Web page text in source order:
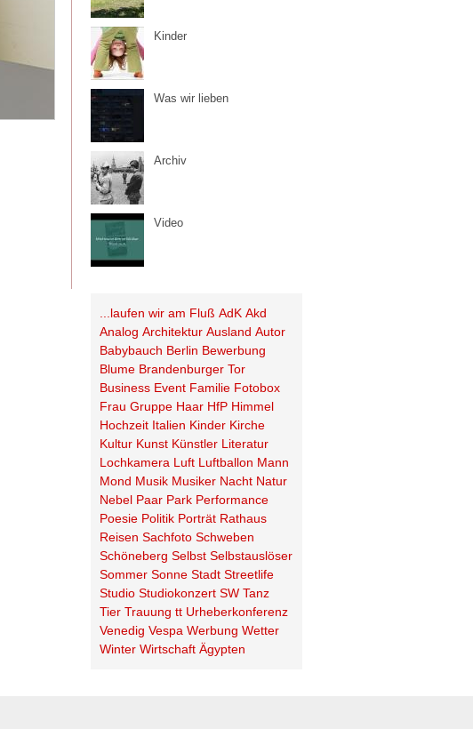
Kinder
Was wir lieben
Archiv
Video
...laufen wir am Fluß AdK Akd
Analog Architektur Ausland Autor
Babybauch Berlin Bewerbung
Blume Brandenburger Tor
Business Event Familie Fotobox
Frau Gruppe Haar HfP Himmel
Hochzeit Italien Kinder Kirche
Kultur Kunst Künstler Literatur
Lochkamera Luft Luftballon Mann
Mond Musik Musiker Nacht Natur
Nebel Paar Park Performance
Poesie Politik Porträt Rathaus
Reisen Sachfoto Schweben
Schöneberg Selbst Selbstauslöser
Sommer Sonne Stadt Streetlife
Studio Studiokonzert SW Tanz
Tier Trauung tt Urheberkonferenz
Venedig Vespa Werbung Wetter
Winter Wirtschaft Ägypten